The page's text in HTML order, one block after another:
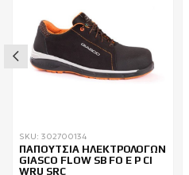
SKU: 302700134
ΠΑΠΟΥΤΣΙΑ ΗΛΕΚΤΡΟΛΟΓΩΝ
GIASCO FLOW SB FO E P CI
WRU SRC